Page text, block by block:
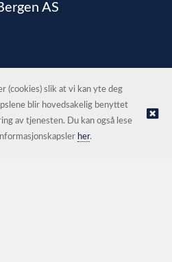
AS
AS |Nettbutikk levert av Kréatif
(cookies) slik at vi kan yte deg
blir hovedsakelig benyttet
av tjenesten. Du kan også lese
her.